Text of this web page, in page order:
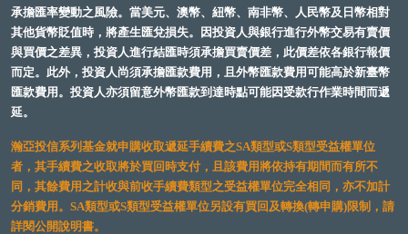
承擔匯率變動之風險。當美元、澳幣、紐幣、南非幣、人民幣及日幣相對
其他貨幣貶值時，將產生匯兌損失。因投資人與銀行進行外幣交易有賣價
與買價之差異，投資人進行結匯時須承擔買賣價差，此價差依各銀行報價
而定。此外，投資人尚須承擔匯款費用，且外幣匯款費用可能高於新臺幣
匯款費用。投資人亦須留意外幣匯款到達時點可能因受款行作業時間而遞
延。
瀚亞投信系列基金就申購收取遞延手續費之SA類型或S類型受益權單位
者，其手續費之收取將於買回時支付，且該費用將依持有期間而有所不
同，其餘費用之計收與前收手續費類型之受益權單位完全相同，亦不加計
分銷費用。SA類型或S類型受益權單位另設有買回及轉換(轉申購)限制，請
詳閱公開說明書。